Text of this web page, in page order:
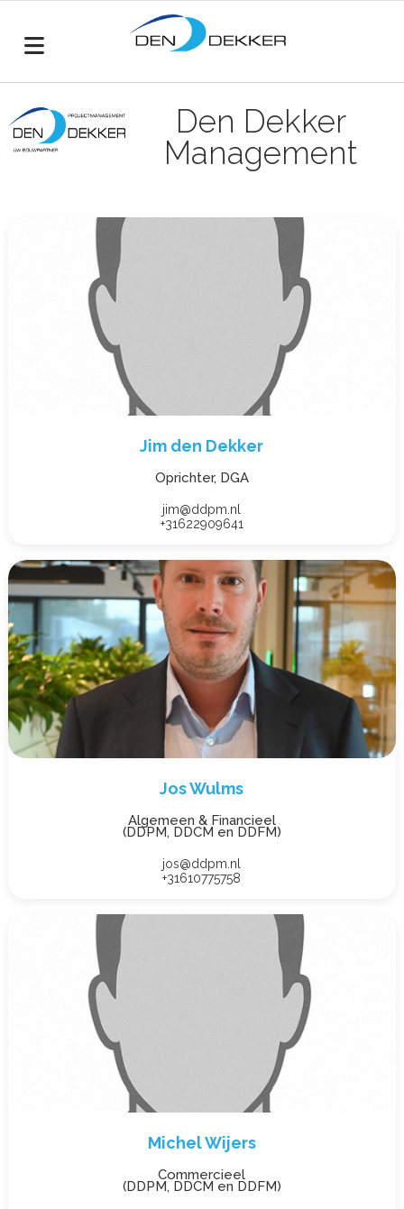
Den Dekker
Management
Jim den Dekker
Oprichter, DGA
jim@ddpm.nl
+31622909641
Jos Wulms
Algemeen & Financieel
(DDPM, DDCM en DDFM)
jos@ddpm.nl
+31610775758
Michel Wijers
Commercieel
(DDPM, DDCM en DDFM)